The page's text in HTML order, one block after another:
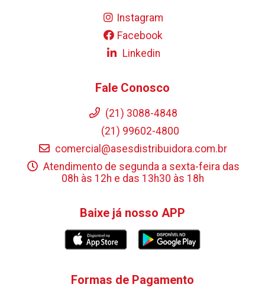
Instagram
Facebook
Linkedin
Fale Conosco
(21) 3088-4848
(21) 99602-4800
comercial@asesdistribuidora.com.br
Atendimento de segunda a sexta-feira das
08h às 12h e das 13h30 às 18h
Baixe já nosso APP
Formas de Pagamento